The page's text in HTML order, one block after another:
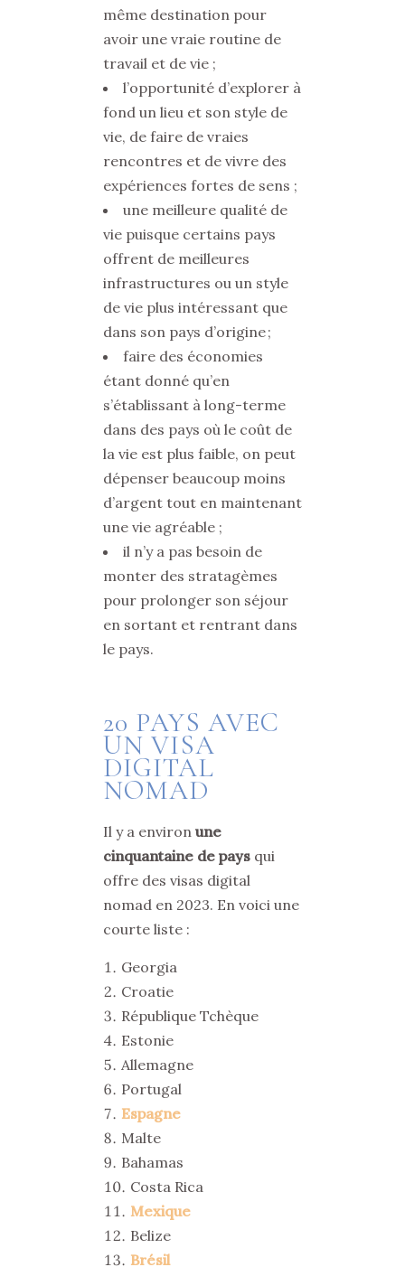
même destination pour
avoir une vraie routine de
travail et de vie ;
l’opportunité d’explorer à
fond un lieu et son style de
vie, de faire de vraies
rencontres et de vivre des
expériences fortes de sens ;
une meilleure qualité de
vie puisque certains pays
offrent de meilleures
infrastructures ou un style
de vie plus intéressant que
dans son pays d’origine ;
faire des économies
étant donné qu’en
s’établissant à long-terme
dans des pays où le coût de
la vie est plus faible, on peut
dépenser beaucoup moins
d’argent tout en maintenant
une vie agréable ;
il n’y a pas besoin de
monter des stratagèmes
pour prolonger son séjour
en sortant et rentrant dans
le pays.
20 PAYS AVEC
UN VISA
DIGITAL
NOMAD
Il y a environ une
cinquantaine de pays qui
offre des visas digital
nomad en 2023. En voici une
courte liste :
Georgia
Croatie
République Tchèque
Estonie
Allemagne
Portugal
Espagne
Malte
Bahamas
Costa Rica
Mexique
Belize
Brésil